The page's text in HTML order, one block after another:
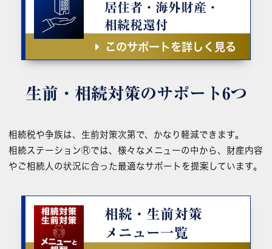
居住者・海外財産・
相続税還付
このサポートを詳しく見る
生前・相続対策のサポート6つ
相続税や争族は、生前対策次第で、かなり軽減できます。
相続ステーションⓇでは、様々なメニューの中から、財産内容
やご相続人の状況に合った最適なサポートを提案しています。
相続・生前対策
メニュー一覧